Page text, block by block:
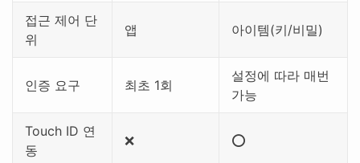
접근 제어 단
위
앱 아이템(키/비밀)
인증 요구 최초 1회
설정에 따라 매번
가능
Touch ID 연
동
❌ ⭕